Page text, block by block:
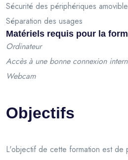
Sécurité des périphériques
Séparation des usages
Matériels requis pour la
Ordinateur
Accès à une bonne connexion
Webcam
Objectifs
L'objectif de cette formation est de